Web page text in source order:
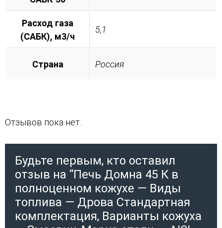
Расход газа
(САБК), м3/ч
5,1
Страна Россия
Отзывов пока нет.
Будьте первым, кто оставил
отзыв на “Печь Домна 45 К в
полноценном кожухе — Виды
топлива — Дрова Стандартная
комплектация, Варианты кожуха